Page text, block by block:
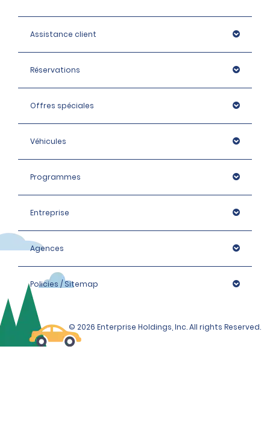
Assistance client
Réservations
Offres spéciales
Véhicules
Programmes
Entreprise
Agences
Policies / Sitemap
© 2026 Enterprise Holdings, Inc. All rights Reserved.